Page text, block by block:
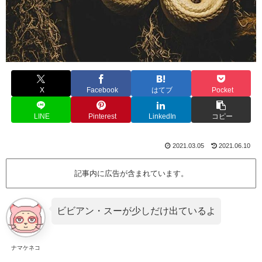
X Facebook はてブ Pocket
LINE Pinterest LinkedIn コピー
2021.03.05 2021.06.10
記事内に広告が含まれています。
ナマケネコ
ビビアン・スーが少しだけ出ているよ